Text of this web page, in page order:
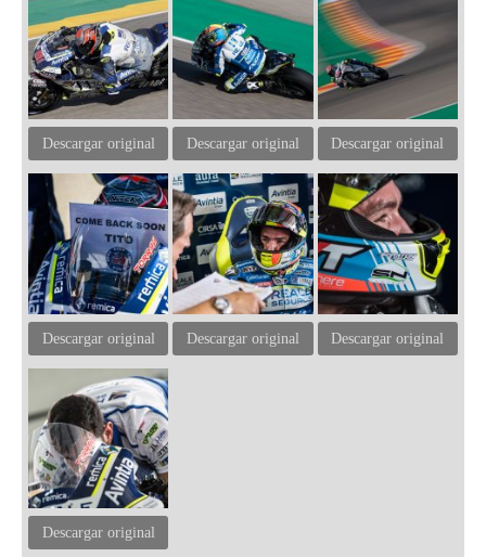
Descargar original Descargar original Descargar original
Descargar original Descargar original Descargar original
Descargar original